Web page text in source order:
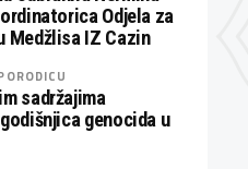
Odjela za
Medžlisa IZ Cazin
sadržajima
genocida u